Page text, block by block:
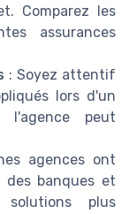
Comparez les
assurances
: Soyez attentif
lors d'un
peut
agences ont
des banques et
plus